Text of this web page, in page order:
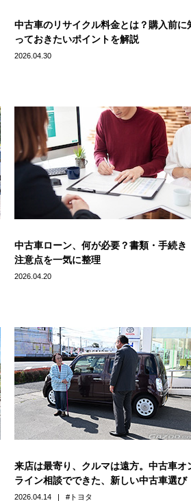
中古車のリサイクル料金とは？購入前に
っておきたいポイントを解説
2026.04.30
中古車ローン、何が必要？書類・手続き
注意点を一気に整理
2026.04.20
来店は最寄り、クルマは遠方。中古車オ
ライン相談でできた、新しい中古車選び
2026.04.14 トヨタ